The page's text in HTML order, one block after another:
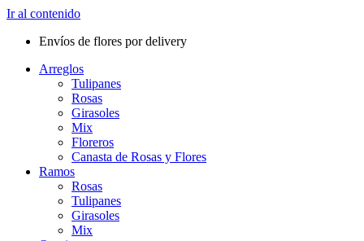
Ir al contenido
Envíos de flores por delivery
Arreglos
Tulipanes
Rosas
Girasoles
Mix
Floreros
Canasta de Rosas y Flores
Ramos
Rosas
Tulipanes
Girasoles
Mix